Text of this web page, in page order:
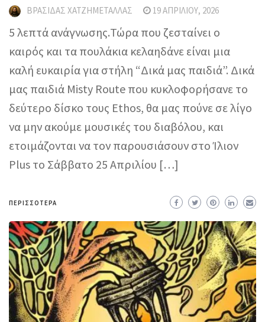
ΒΡΑΣΊΔΑΣ ΧΑΤΖΗΜΕΤΑΛΛΆΣ 19 ΑΠΡΙΛΊΟΥ, 2026
5 λεπτά ανάγνωσης.Τώρα που ζεσταίνει ο
καιρός και τα πουλάκια κελαηδάνε είναι μια
καλή ευκαιρία για στήλη “Δικά μας παιδιά”. Δικά
μας παιδιά Misty Route που κυκλοφορήσανε το
δεύτερο δίσκο τους Ethos, θα μας πούνε σε λίγο
να μην ακούμε μουσικές του διαβόλου, και
ετοιμάζονται να τον παρουσιάσουν στο Ίλιον
Plus το Σάββατο 25 Απριλίου […]
ΠΕΡΙΣΣΌΤΕΡΑ